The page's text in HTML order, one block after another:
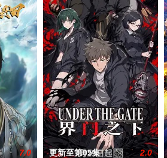
7.0 更新至第05集 2.0